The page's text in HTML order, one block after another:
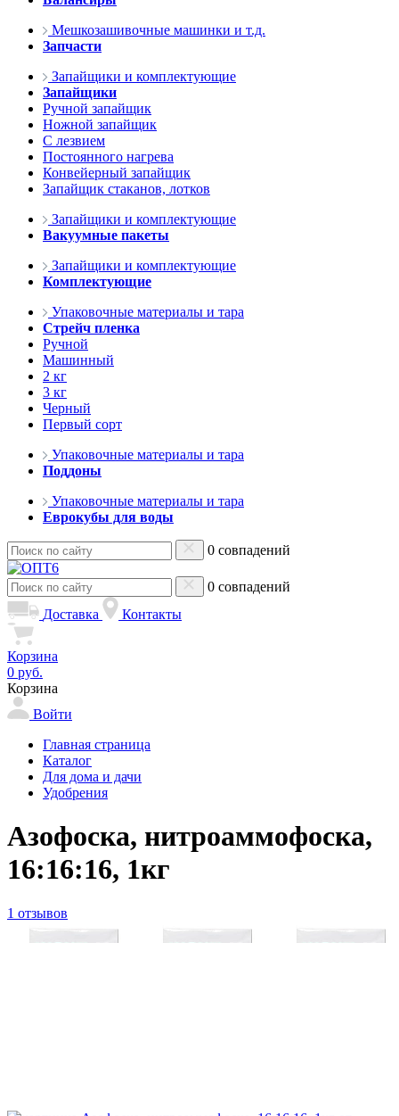
Мешкозашивочные машинки и т.д.
Запчасти
Запайщики и комплектующие
Запайщики
Ручной запайщик
Ножной запайщик
С лезвием
Постоянного нагрева
Конвейерный запайщик
Запайщик стаканов, лотков
Запайщики и комплектующие
Вакуумные пакеты
Запайщики и комплектующие
Комплектующие
Упаковочные материалы и тара
Стрейч пленка
Ручной
Машинный
2 кг
3 кг
Черный
Первый сорт
Упаковочные материалы и тара
Поддоны
Упаковочные материалы и тара
Еврокубы для воды
0 совпадений
0 совпадений
Доставка
Контакты
Корзина
0 руб.
Корзина
Войти
Главная страница
Каталог
Для дома и дачи
Удобрения
Азофоска, нитроаммофоска,
16:16:16, 1кг
1 отзывов
ID товара:
40422